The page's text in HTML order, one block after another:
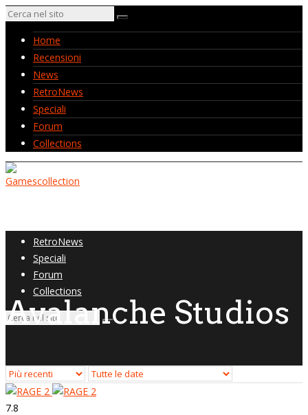
Home
Recensioni
News
RetroNews
Speciali
Forum
Collections
RetroNews
Speciali
Forum
Collections
Avalanche Studios
7.8